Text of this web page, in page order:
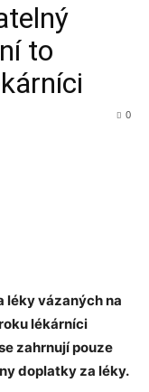
to
0
léky vázaných na
lékárníci
zahrnují pouze
doplatky za léky.